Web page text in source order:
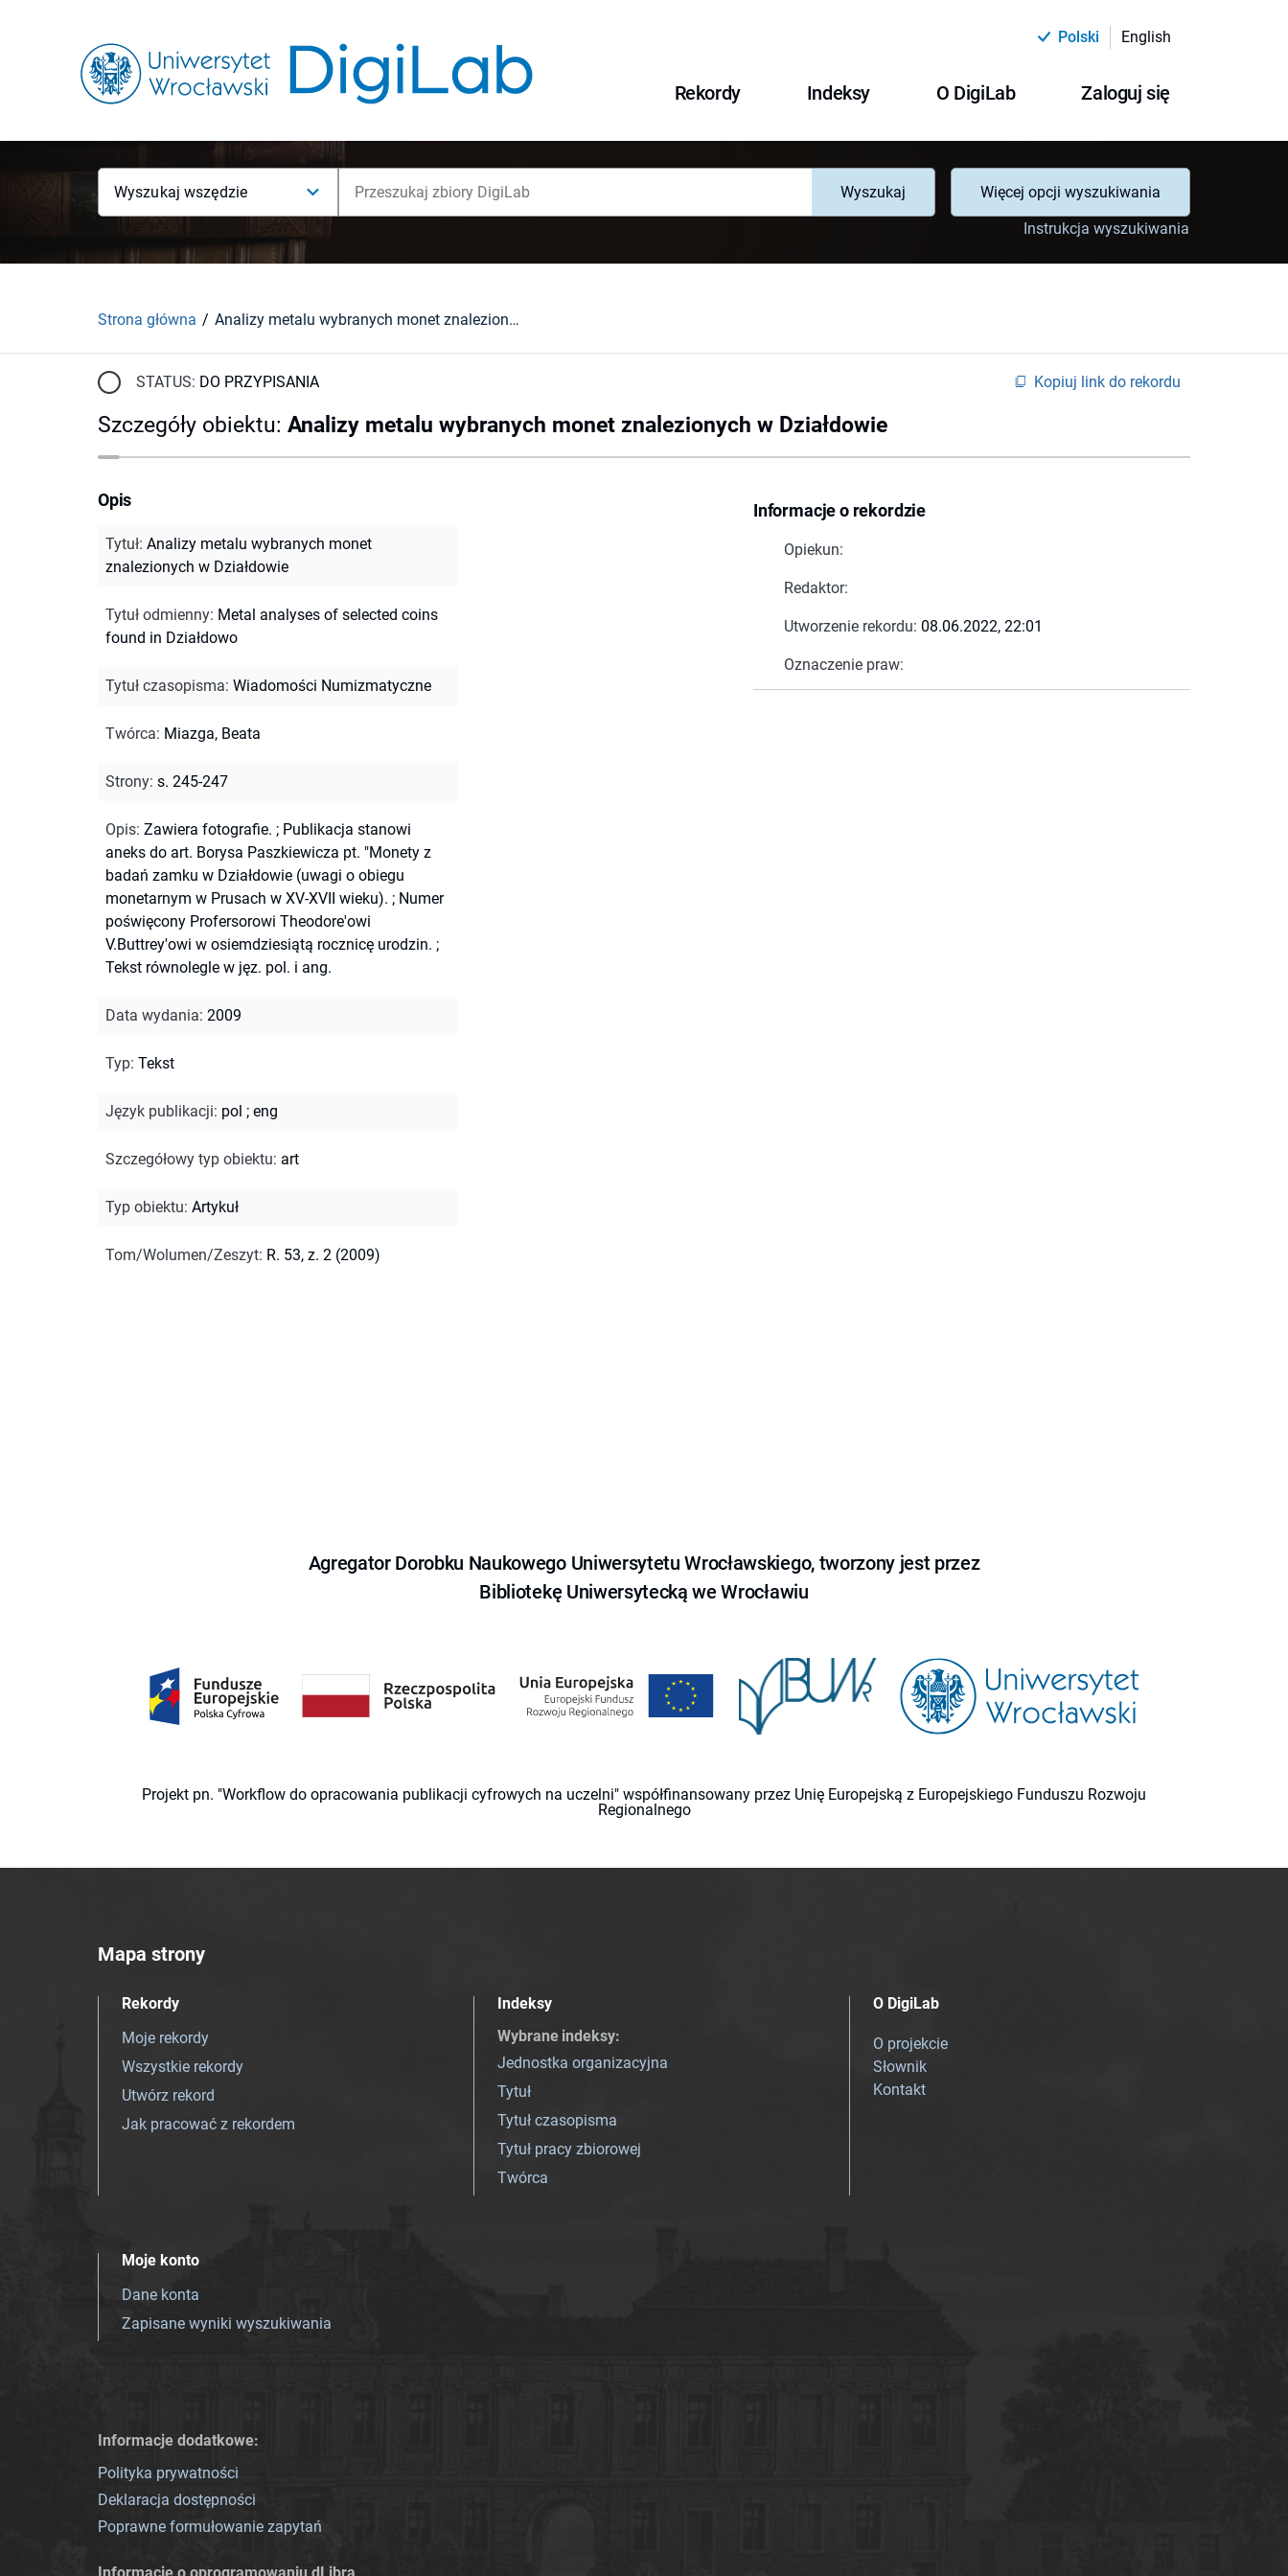
Polski English
Rekordy Indeksy O DigiLab Zaloguj się
Wyszukaj wszędzie Wyszukaj
Więcej opcji wyszukiwania
Instrukcja wyszukiwania
Strona główna Analizy metalu wybranych monet znalezionych w Działdowie
STATUS: DO PRZYPISANIA Kopiuj link do rekordu
Szczegóły obiektu: Analizy metalu wybranych monet znalezionych w Działdowie
Informacje o rekordzie
Opiekun:
Redaktor:
Utworzenie rekordu: 08.06.2022, 22:01
Oznaczenie praw:
Opis
Tytuł: Analizy metalu wybranych monet
znalezionych w Działdowie
Tytuł odmienny: Metal analyses of selected coins
found in Działdowo
Tytuł czasopisma: Wiadomości Numizmatyczne
Twórca: Miazga, Beata
Strony: s. 245-247
Opis: Zawiera fotografie. ; Publikacja stanowi
aneks do art. Borysa Paszkiewicza pt. "Monety z
badań zamku w Działdowie (uwagi o obiegu
monetarnym w Prusach w XV-XVII wieku). ; Numer
poświęcony Profersorowi Theodore'owi
V.Buttrey'owi w osiemdziesiątą rocznicę urodzin. ;
Tekst równolegle w jęz. pol. i ang.
Data wydania: 2009
Typ: Tekst
Język publikacji: pol ; eng
Szczegółowy typ obiektu: art
Typ obiektu: Artykuł
Tom/Wolumen/Zeszyt: R. 53, z. 2 (2009)
Agregator Dorobku Naukowego Uniwersytetu Wrocławskiego, tworzony jest przez
Bibliotekę Uniwersytecką we Wrocławiu
Projekt pn. "Workflow do opracowania publikacji cyfrowych na uczelni" współfinansowany przez Unię Europejską z Europejskiego Funduszu Rozwoju
Regionalnego
Mapa strony
Rekordy
Moje rekordy
Wszystkie rekordy
Utwórz rekord
Jak pracować z rekordem
Indeksy
Wybrane indeksy:
Jednostka organizacyjna
Tytuł
Tytuł czasopisma
Tytuł pracy zbiorowej
Twórca
O DigiLab
O projekcie
Słownik
Kontakt
Moje konto
Dane konta
Zapisane wyniki wyszukiwania
Informacje dodatkowe:
Polityka prywatności
Deklaracja dostępności
Poprawne formułowanie zapytań